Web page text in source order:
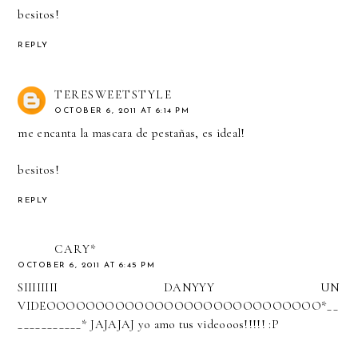
besitos!
REPLY
TERESWEETSTYLE
OCTOBER 6, 2011 AT 6:14 PM
me encanta la mascara de pestañas, es ideal!
besitos!
REPLY
CARY*
OCTOBER 6, 2011 AT 6:45 PM
SIIIIIIII DANYYY UN
VIDEOOOOOOOOOOOOOOOOOOOOOOOOOOOO*__
___________* JAJAJAJ yo amo tus videooos!!!!! :P